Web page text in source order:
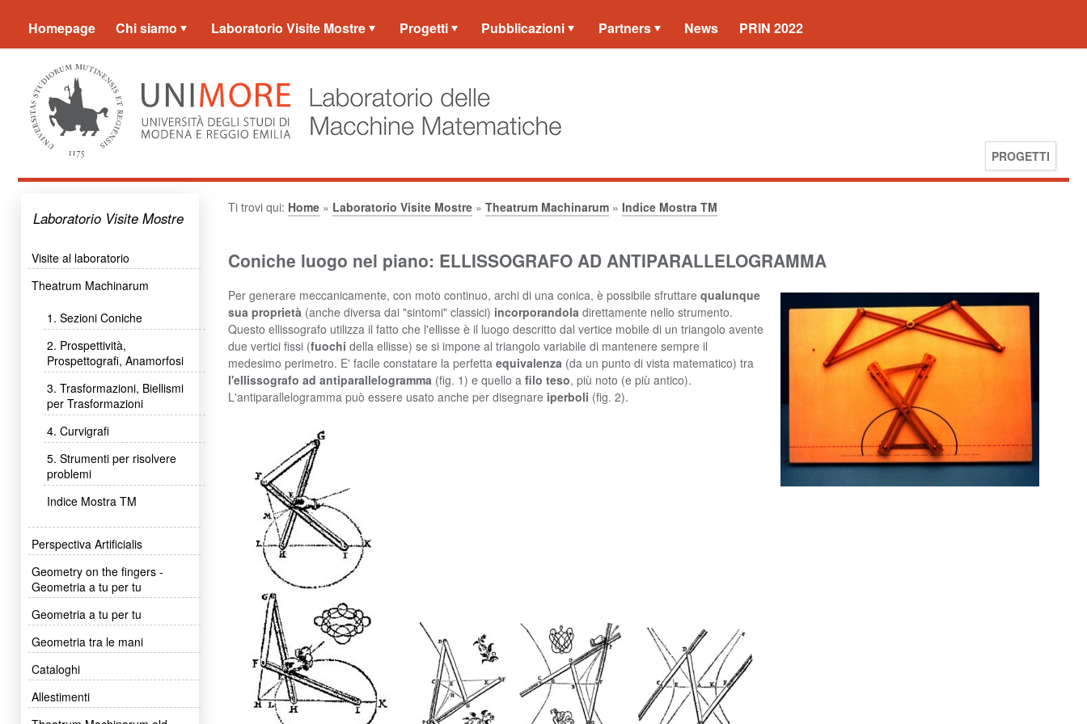
Homepage Chi siamo Laboratorio Visite Mostre Progetti Pubblicazioni Partners News PRIN 2022
PROGETTI
Laboratorio Visite Mostre
Visite al laboratorio
Theatrum Machinarum
1. Sezioni Coniche
2. Prospettività,
Prospettografi, Anamorfosi
3. Trasformazioni, Biellismi
per Trasformazioni
4. Curvigrafi
5. Strumenti per risolvere
problemi
Indice Mostra TM
Perspectiva Artificialis
Geometry on the fingers -
Geometria a tu per tu
Geometria a tu per tu
Geometria tra le mani
Cataloghi
Allestimenti
Ti trovi qui: Home » Laboratorio Visite Mostre » Theatrum Machinarum » Indice Mostra TM
Coniche luogo nel piano: ELLISSOGRAFO AD ANTIPARALLELOGRAMMA
Per generare meccanicamente, con moto continuo, archi di una conica, è possibile sfruttare qualunque
sua proprietà (anche diversa dai "sintomi" classici) incorporandola direttamente nello strumento.
Questo ellissografo utilizza il fatto che l'ellisse è il luogo descritto dal vertice mobile di un triangolo avente
due vertici fissi (fuochi della ellisse) se si impone al triangolo variabile di mantenere sempre il
medesimo perimetro. E' facile constatare la perfetta equivalenza (da un punto di vista matematico) tra
l'ellissografo ad antiparallelogramma (fig. 1) e quello a filo teso, più noto (e più antico).
L'antiparallelogramma può essere usato anche per disegnare iperboli (fig. 2).